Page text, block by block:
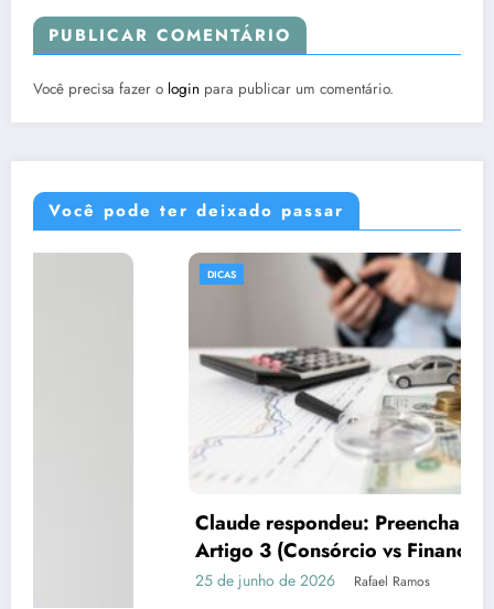
PUBLICAR COMENTÁRIO
Você precisa fazer o login para publicar um comentário.
Você pode ter deixado passar
Claude respondeu: Preencha assim para o
Artigo 3 (Consórcio vs Financiamento)
Rafael Ramos